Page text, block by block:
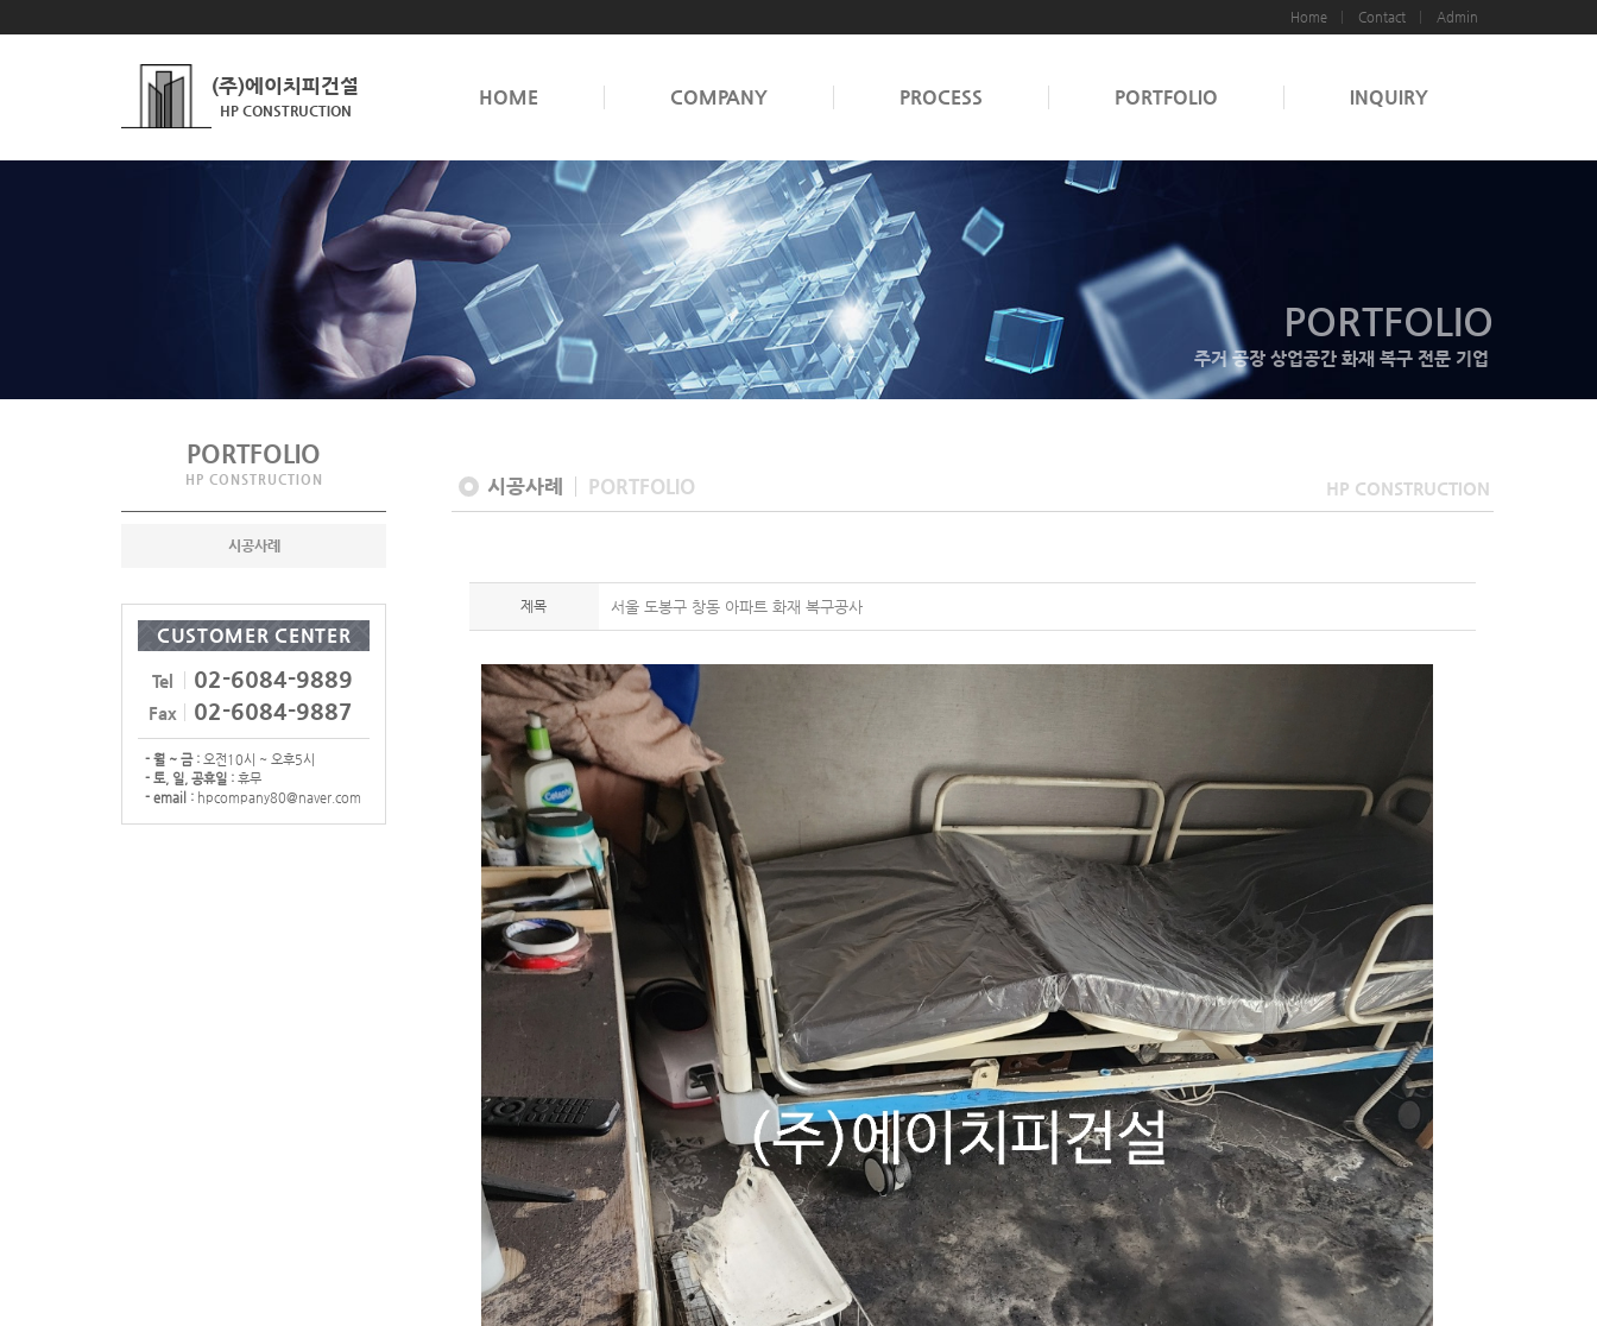
Home Contact Admin
(주)에이치피건설
HP CONSTRUCTION
HOME COMPANY PROCESS PORTFOLIO INQUIRY
PORTFOLIO
주거 공장 상업공간 화재 복구 전문 기업
PORTFOLIO
HP CONSTRUCTION
시공사례
CUSTOMER CENTER
Tel 02-6084-9889
Fax 02-6084-9887
- 월 ~ 금 : 오전10시 ~ 오후5시
- 토, 일, 공휴일 : 휴무
- email : hpcompany80@naver.com
시공사례 PORTFOLIO HP CONSTRUCTION
제목 서울 도봉구 창동 아파트 화재 복구공사